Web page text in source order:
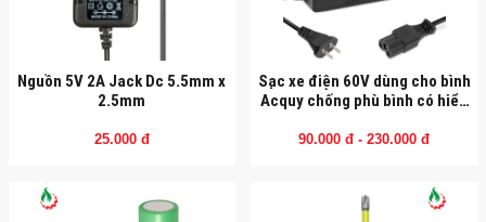
Nguồn 5V 2A Jack Dc 5.5mm x
2.5mm
25.000 đ
Sạc xe điện 60V dùng cho bình
Acquy chống phù bình có hiển
90.000 đ - 230.000 đ